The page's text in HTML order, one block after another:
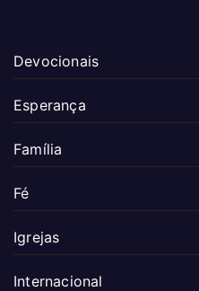
Devocionais
Esperança
Família
Fé
Igrejas
Internacional